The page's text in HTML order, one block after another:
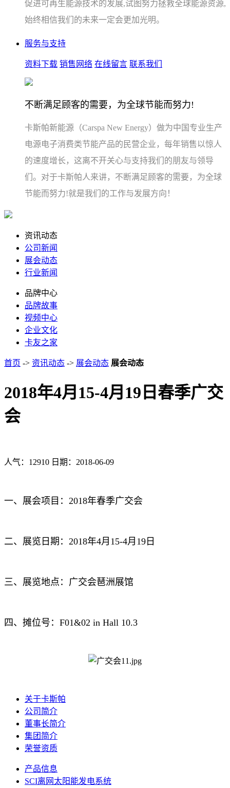
促进可再生能源技术的发展,试图努力拯救全球能源资源,
始终相信我们的未来一定会更加光明。
服务与支持
资料下载 销售网络 在线留言 联系我们
不断满足顾客的需要，为全球节能而努力!
卡斯帕新能源（Carspa New Energy）做为中国专业生产
电源电子消费类节能产品的民营企业，每年销售以惊人
的速度增长，这离不开关心与支持我们的朋友与领导
们。对于卡斯帕人来讲，不断满足顾客的需要，为全球
节能而努力!就是我们的工作与发展方向！
资讯动态
公司新闻
展会动态
行业新闻
品牌中心
品牌故事
视频中心
企业文化
卡友之家
首页 -> 资讯动态 -> 展会动态 展会动态
2018年4月15-4月19日春季广交
会
人气：12910 日期：2018-06-09
一、展会项目：2018年春季广交会
二、展览日期：2018年4月15-4月19日
三、展览地点：广交会琶洲展馆
四、摊位号：F01&02 in Hall 10.3
关于卡斯帕
公司简介
董事长简介
集团简介
荣誉资质
产品信息
SCI离网太阳能发电系统